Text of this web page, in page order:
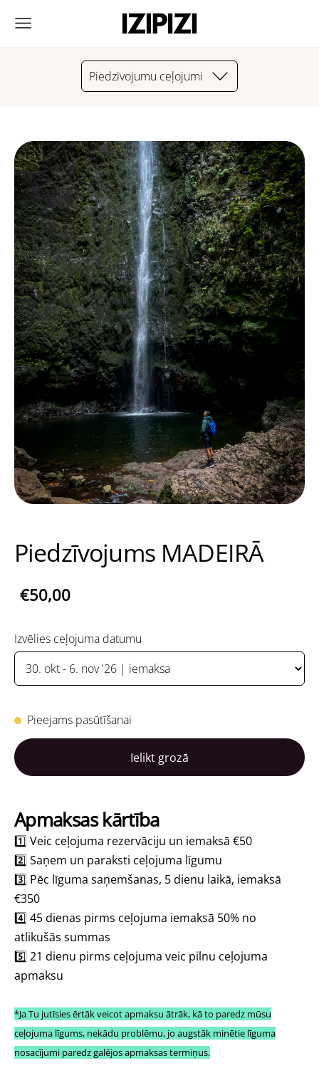
Piedzīvojumu ceļojumi
Piedzīvojums MADEIRĀ
€50,00
Izvēlies ceļojuma datumu
Pieejams pasūtīšanai
Ielikt grozā
Apmaksas kārtība
1️⃣ Veic ceļojuma rezervāciju un iemaksā €50
2️⃣ Saņem un paraksti ceļojuma līgumu
3️⃣ Pēc līguma saņemšanas, 5 dienu laikā, iemaksā
€350
4️⃣ 45 dienas pirms ceļojuma iemaksā 50% no
atlikušās summas
5️⃣ 21 dienu pirms ceļojuma veic pilnu ceļojuma
apmaksu
*Ja Tu jutīsies ērtāk veicot apmaksu ātrāk, kā to paredz mūsu
ceļojuma līgums, nekādu problēmu, jo augstāk minētie līguma
nosacījumi paredz galējos apmaksas termiņus.